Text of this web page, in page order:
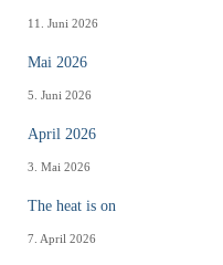
11. Juni 2026
Mai 2026
5. Juni 2026
April 2026
3. Mai 2026
The heat is on
7. April 2026